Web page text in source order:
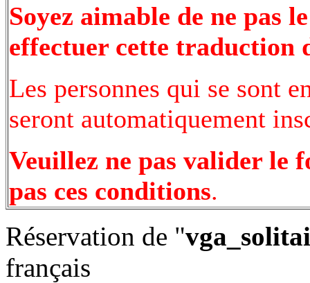
Soyez aimable de ne pas
effectuer cette traduction
Les personnes qui se sont
seront automatiquement
Veuillez ne pas valider le
pas ces conditions.
Réservation de "
français